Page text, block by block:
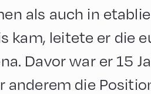
als auch in
kam, leitete er die
Davor war er 15
anderem die